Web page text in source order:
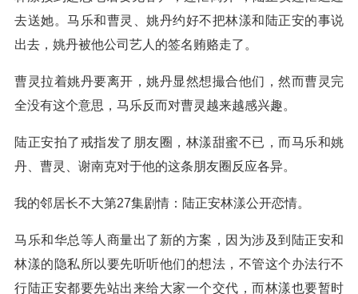
去送她。马乐和曹灵、姚丹约好不把林漾和陆正安的事说
出去，姚丹被他公司艺人的签名贿赂走了。
曹灵拉着姚丹要离开，姚丹显然想撮合他们，然而曹灵完
全没有这个意思，马乐反而对曹灵越来越感兴趣。
陆正安拍了戒指发了朋友圈，林漾甜蜜不已，而马乐和姚
丹、曹灵、谢南克对于他的这条朋友圈反应各异。
我的邻居长不大第27集剧情：陆正安林漾公开恋情。
马乐和华总等人商量出了新的方案，因为涉及到陆正安和
林漾的隐私所以要先听听他们的想法，不管这个办法行不
行陆正安都要先站出来给大家一个交代，而林漾也要暂时